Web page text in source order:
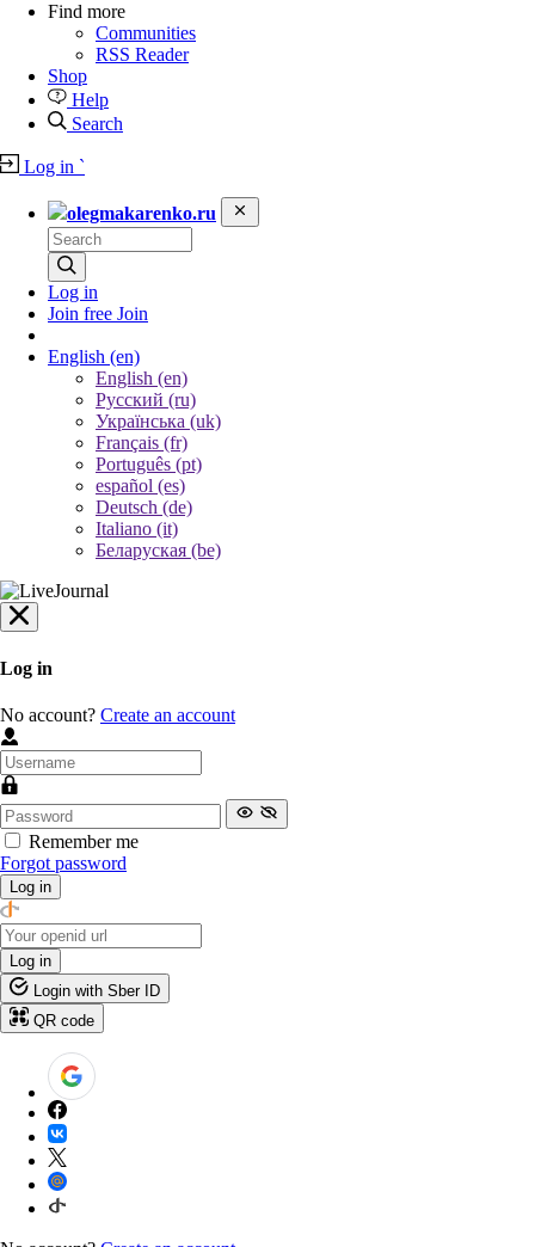
Find more
Communities
RSS Reader
Shop
Help
Search
Log in `
olegmakarenko.ru
Log in
Join free Join
English (en)
English (en)
Русский (ru)
Українська (uk)
Français (fr)
Português (pt)
español (es)
Deutsch (de)
Italiano (it)
Беларуская (be)
Log in
No account? Create an account
Remember me
Forgot password
Log in
Log in
Login with Sber ID
QR code